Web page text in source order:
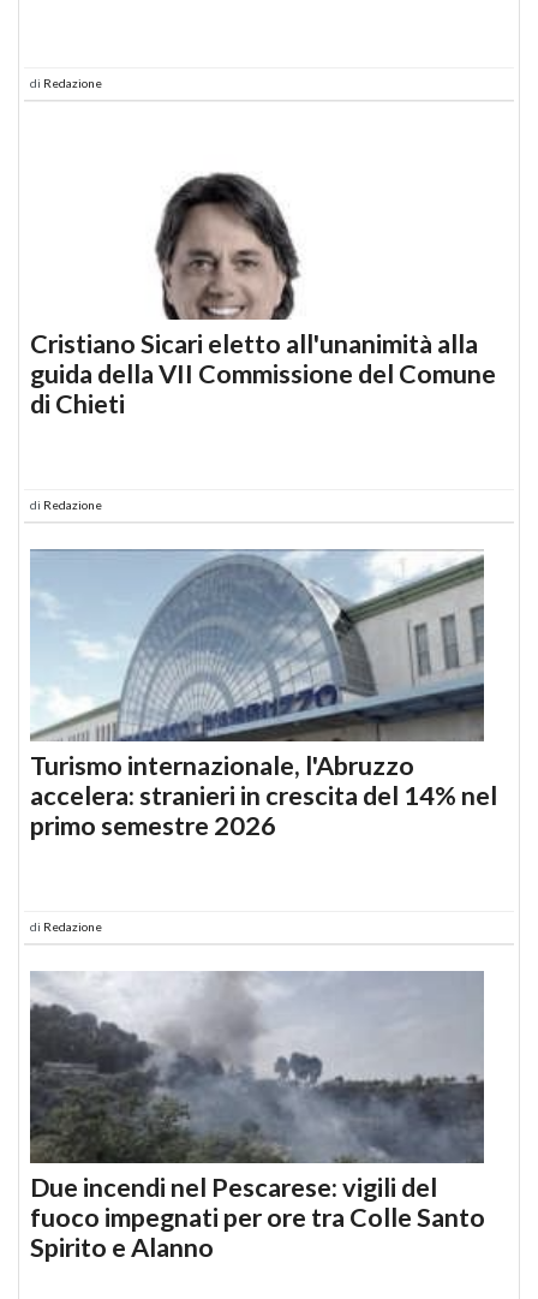
di Redazione
Cristiano Sicari eletto all'unanimità alla
guida della VII Commissione del Comune
di Chieti
di Redazione
Turismo internazionale, l'Abruzzo
accelera: stranieri in crescita del 14% nel
primo semestre 2026
di Redazione
Due incendi nel Pescarese: vigili del
fuoco impegnati per ore tra Colle Santo
Spirito e Alanno